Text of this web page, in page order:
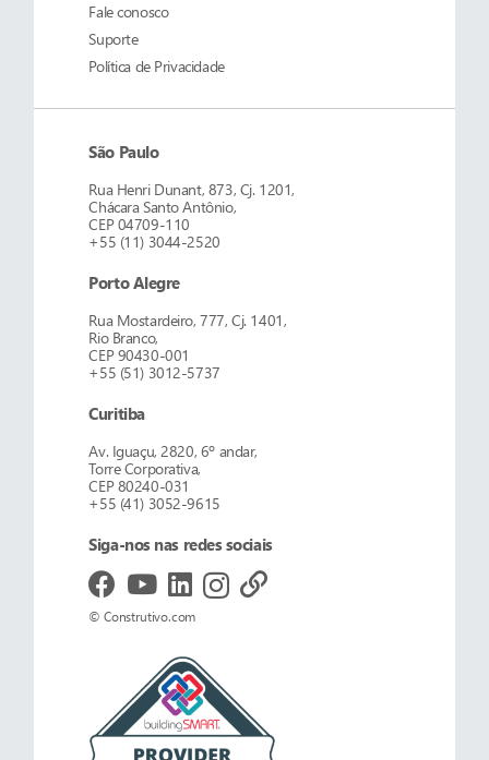
Fale conosco
Suporte
Política de Privacidade
São Paulo
Rua Henri Dunant, 873, Cj. 1201,
Chácara Santo Antônio,
CEP 04709-110
+55 (11) 3044-2520
Porto Alegre
Rua Mostardeiro, 777, Cj. 1401,
Rio Branco,
CEP 90430-001
+55 (51) 3012-5737
Curitiba
Av. Iguaçu, 2820, 6º andar,
Torre Corporativa,
CEP 80240-031
+55 (41) 3052-9615
Siga-nos nas redes sociais
© Construtivo.com